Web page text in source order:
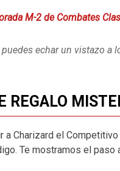
M-2 de Combates
echar un vistazo a
REGALO
a Charizard el
Te mostramos el paso